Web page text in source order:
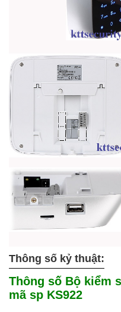
Thông số kỷ thuật:
Thông số Bộ kiểm
mã sp KS922